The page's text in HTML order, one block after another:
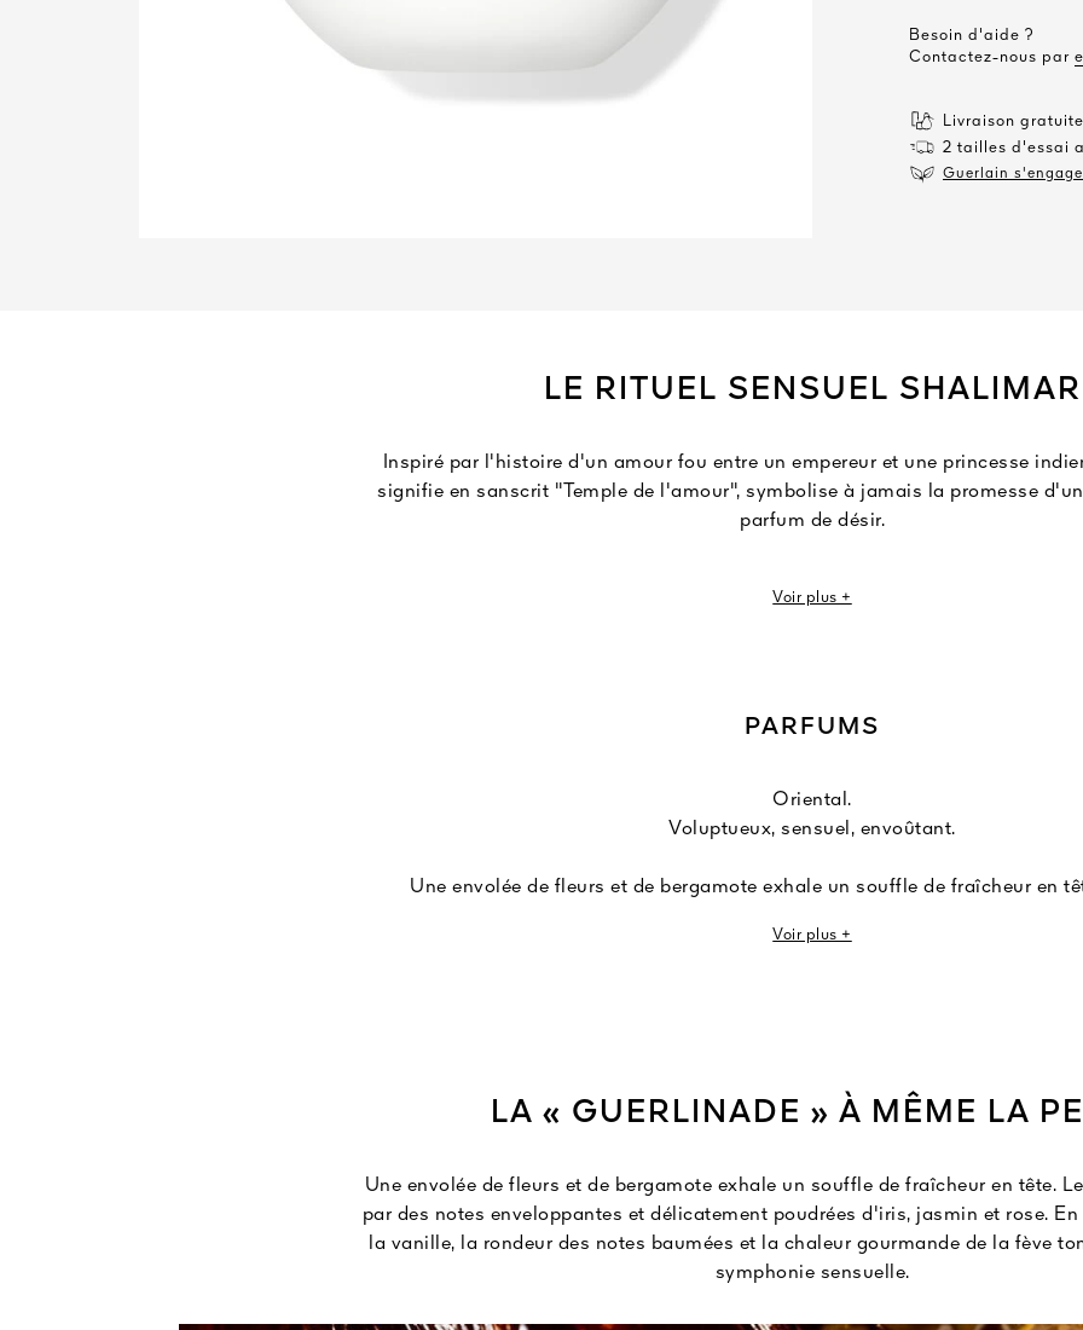
Besoin d'aide ?
Contactez-nous par
Livraison
2 tailles d'essai
Guerlain
LE RITUEL SENSUEL SHALIMAR
Inspiré par l'histoire d'un amour fou entre un empereur et une princesse
signifie en sanscrit "Temple de l'amour", symbolise à jamais la promesse
parfum de désir.
véritables rites sensoriels, sensuels et raffinés. Un art de vivre, un art du
Voir plus +
PARFUMS
Oriental.
Voluptueux, sensuel, envoûtant.
Une envolée de fleurs et de bergamote exhale un souffle de fraîcheur en
l'empreinte de la vanille, la rondeur des notes baumées et la chaleur
Voir plus +
LA « GUERLINADE » À MÊME LA
Une envolée de fleurs et de bergamote exhale un souffle de fraîcheur en tête.
par des notes enveloppantes et délicatement poudrées d'iris, jasmin et rose.
la vanille, la rondeur des notes baumées et la chaleur gourmande de la fève
symphonie sensuelle.